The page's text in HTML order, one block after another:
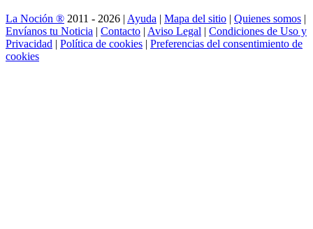
La Noción ® 2011 - 2026 | Ayuda | Mapa del sitio | Quienes somos |
Envíanos tu Noticia | Contacto | Aviso Legal | Condiciones de Uso y
Privacidad | Política de cookies | Preferencias del consentimiento de
cookies